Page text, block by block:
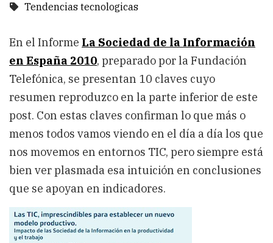
Tendencias tecnologicas
En el Informe La Sociedad de la Información
en España 2010, preparado por la Fundación
Telefónica, se presentan 10 claves cuyo
resumen reproduzco en la parte inferior de este
post. Con estas claves confirman lo que más o
menos todos vamos viendo en el día a día los que
nos movemos en entornos TIC, pero siempre está
bien ver plasmada esa intuición en conclusiones
que se apoyan en indicadores.